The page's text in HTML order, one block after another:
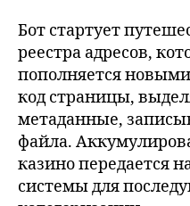
Бот стартует
реестра адресов,
пополняется
код страницы,
метаданные,
файла.
казино передается
системы для